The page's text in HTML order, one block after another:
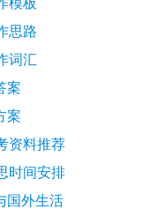
模板
思路
词汇
案
案
资料推荐
时间安排
国外生活